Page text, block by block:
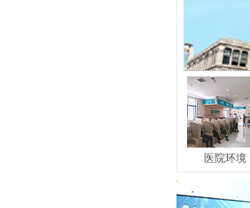
尿道
在我国男
医院环境